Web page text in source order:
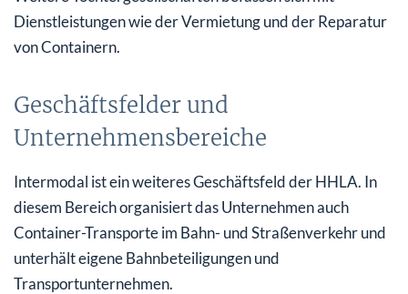
Dienstleistungen wie der Vermietung und der Reparatur
von Containern.
Geschäftsfelder und
Unternehmensbereiche
Intermodal ist ein weiteres Geschäftsfeld der HHLA. In
diesem Bereich organisiert das Unternehmen auch
Container-Transporte im Bahn- und Straßenverkehr und
unterhält eigene Bahnbeteiligungen und
Transportunternehmen.